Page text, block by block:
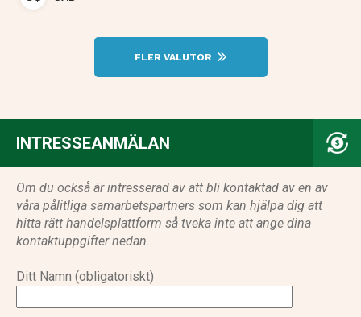
FLER VALUTOR
INTRESSEANMÄLAN
Om du också är intresserad av att bli kontaktad av en av
våra pålitliga samarbetspartners som kan hjälpa dig att
hitta rätt handelsplattform så tveka inte att ange dina
kontaktuppgifter nedan.
Ditt Namn (obligatoriskt)